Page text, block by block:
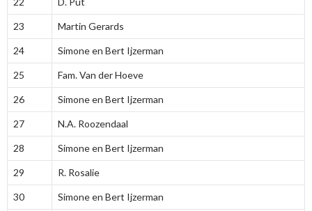
23 Martin Gerards
24 Simone en Bert Ijzerman
25 Fam. Van der Hoeve
26 Simone en Bert Ijzerman
27 N.A. Roozendaal
28 Simone en Bert Ijzerman
29 R. Rosalie
30 Simone en Bert Ijzerman